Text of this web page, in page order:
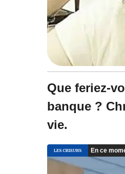
Que feriez-
banque ?
vie.